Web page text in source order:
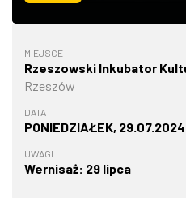
MIEJSCE
Rzeszowski Inkubator
Rzeszów
DATA
PONIEDZIAŁEK,
UWAGI
Wernisaż: 29 lipca